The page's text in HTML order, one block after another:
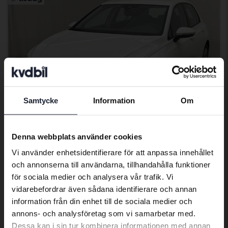
Samtycke Information Om
Denna webbplats använder cookies
Vi använder enhetsidentifierare för att anpassa innehållet
och annonserna till användarna, tillhandahålla funktioner
för sociala medier och analysera vår trafik. Vi
vidarebefordrar även sådana identifierare och annan
information från din enhet till de sociala medier och
annons- och analysföretag som vi samarbetar med.
Dessa kan i sin tur kombinera informationen med annan
Testad
Volkswagen Golf
VIII TGI 5dr
2023
7 086 mil
Gas
Åkersberga (Runö)
Utgångspris 79 000 kr
Preferred language
We have detected that your browser
Swedish. To better service our friends
abroad we have an English language
site (kvdcars.com) that contains all the
same vehicles and services.